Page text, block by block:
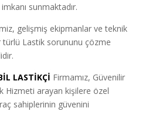
sunmaktadır.
gelişmiş ekipmanlar ve teknik
türlü Lastik sorununu çözme
LASTİKÇİ Firmamız, Güvenilir
Hizmeti arayan kişilere özel
sahiplerinin güvenini